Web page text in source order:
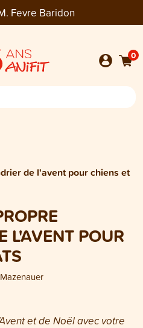
Fevre Baridon
0
de l'avent pour chiens et
L'AVENT POUR
et de Noël avec votre